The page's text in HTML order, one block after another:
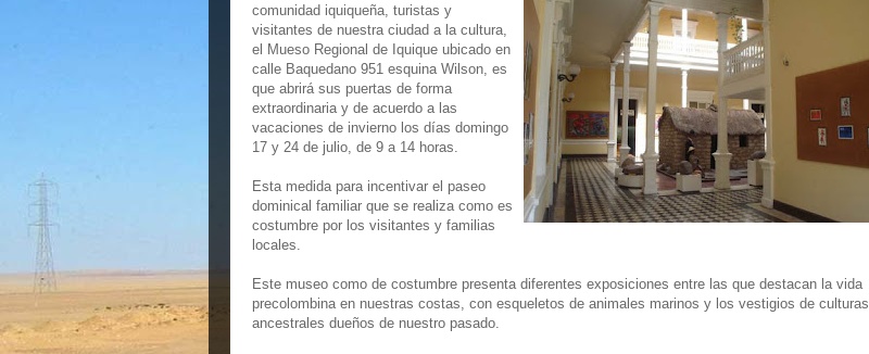
comunidad iquiqueña, turistas y
visitantes de nuestra ciudad a la cultura,
el Mueso Regional de Iquique ubicado en
calle Baquedano 951 esquina Wilson, es
que abrirá sus puertas de forma
extraordinaria y de acuerdo a las
vacaciones de invierno los días domingo
17 y 24 de julio, de 9 a 14 horas.
Esta medida para incentivar el paseo
dominical familiar que se realiza como es
costumbre por los visitantes y familias
locales.
Este museo como de costumbre presenta diferentes exposiciones entre las que destacan la vida
precolombina en nuestras costas, con esqueletos de animales marinos y los vestigios de culturas
ancestrales dueños de nuestro pasado.